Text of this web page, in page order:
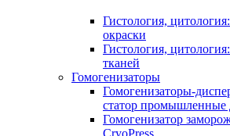
Гистология,
окраски
Гистология,
тканей
Гомогенизаторы
Гомогенизаторы-
статор промышленные
Гомогенизатор
CryoPress